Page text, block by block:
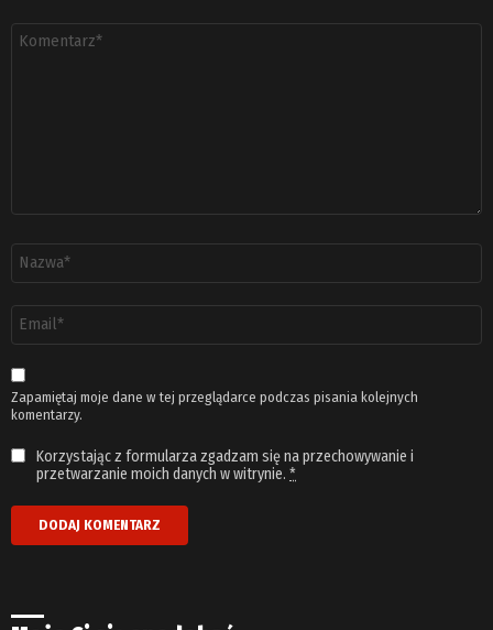
email
*
Zapamiętaj moje dane w tej przeglądarce podczas pisania kolejnych
komentarzy.
Korzystając z formularza zgadzam się na przechowywanie i
przetwarzanie moich danych w witrynie. *